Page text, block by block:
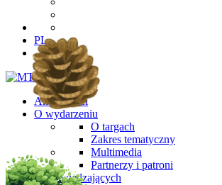
PL
Aktualności
O wydarzeniu
O targach
Zakres tematyczny
Multimedia
Partnerzy i patroni
Dla Zwiedzających